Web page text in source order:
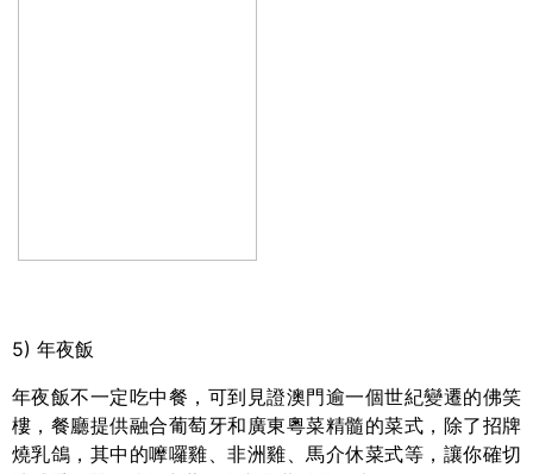
5) 年夜飯
年夜飯不一定吃中餐，可到見證澳門逾一個世紀變遷的佛笑
樓，餐廳提供融合葡萄牙和廣東粵菜精髓的菜式，除了招牌
燒乳鴿，其中的嚤囉雞、非洲雞、馬介休菜式等，讓你確切